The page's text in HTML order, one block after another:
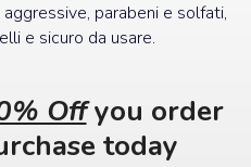
parabeni e solfati,
e sicuro da usare.
Offyou order
today